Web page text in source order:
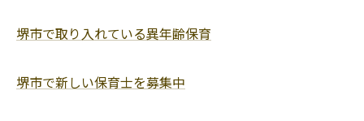
堺市で取り入れている異年齢保育
堺市で新しい保育士を募集中